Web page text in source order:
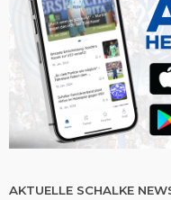
AKTUELLE SCHALKE